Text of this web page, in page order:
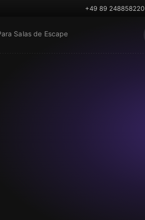
+49 89 248858220
Salas de Escape